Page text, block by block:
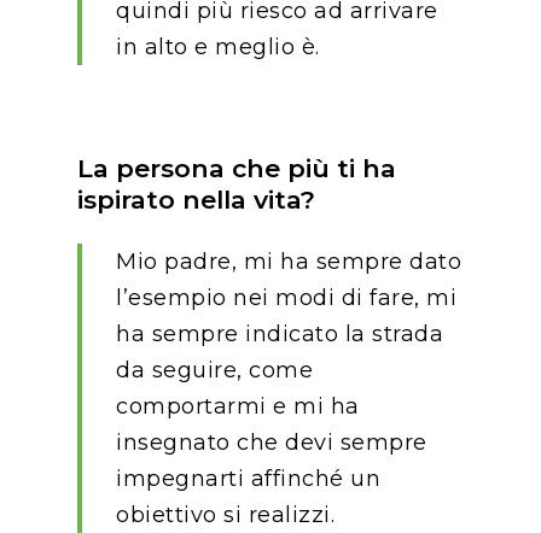
quindi più riesco ad arrivare
in alto e meglio è.
La persona che più ti ha
ispirato nella vita?
Mio padre, mi ha sempre dato
l’esempio nei modi di fare, mi
ha sempre indicato la strada
da seguire, come
comportarmi e mi ha
insegnato che devi sempre
impegnarti affinché un
obiettivo si realizzi.
Su di noi
Overace
HQ & Factory
info@overacegroup.com